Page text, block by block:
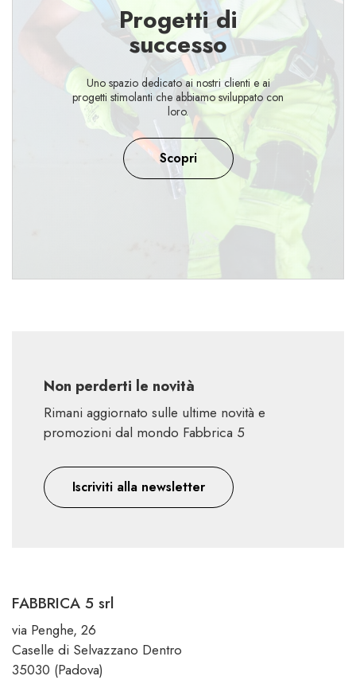
Progetti di
successo
Uno spazio dedicato ai nostri clienti e ai
progetti stimolanti che abbiamo sviluppato con
loro.
Scopri
Non perderti le novità
Rimani aggiornato sulle ultime novità e
promozioni dal mondo Fabbrica 5
Iscriviti alla newsletter
FABBRICA 5 srl
via Penghe, 26
Caselle di Selvazzano Dentro
35030 (Padova)